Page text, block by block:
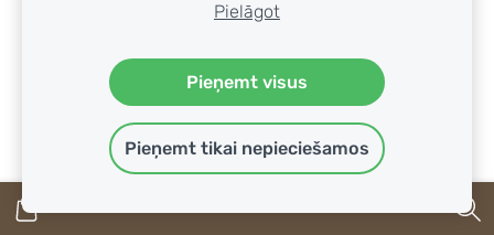
Pielāgot
Pieņemt visus
Pieņemt tikai nepieciešamos